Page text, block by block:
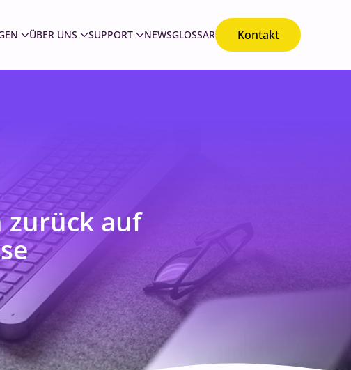
ÜBER UNS SUPPORT NEWSGLOSSAR Kontakt
zurück auf